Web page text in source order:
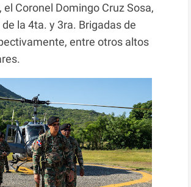
el Coronel Domingo Cruz Sosa,
la 4ta. y 3ra. Brigadas de
entre otros altos